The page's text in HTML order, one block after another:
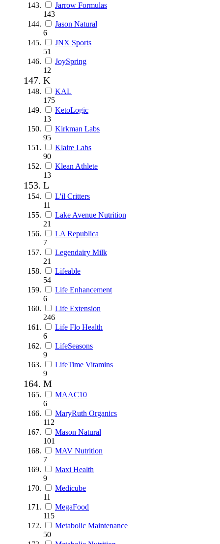
Jarrow Formulas
143
Jason Natural
6
JNX Sports
51
JoySpring
12
K
KAL
175
KetoLogic
13
Kirkman Labs
95
Klaire Labs
90
Klean Athlete
13
L
L'il Critters
11
Lake Avenue Nutrition
21
LA Republica
7
Legendairy Milk
21
Lifeable
54
Life Enhancement
6
Life Extension
246
Life Flo Health
6
LifeSeasons
9
LifeTime Vitamins
9
M
MAAC10
6
MaryRuth Organics
112
Mason Natural
101
MAV Nutrition
7
Maxi Health
9
Medicube
11
MegaFood
115
Metabolic Maintenance
50